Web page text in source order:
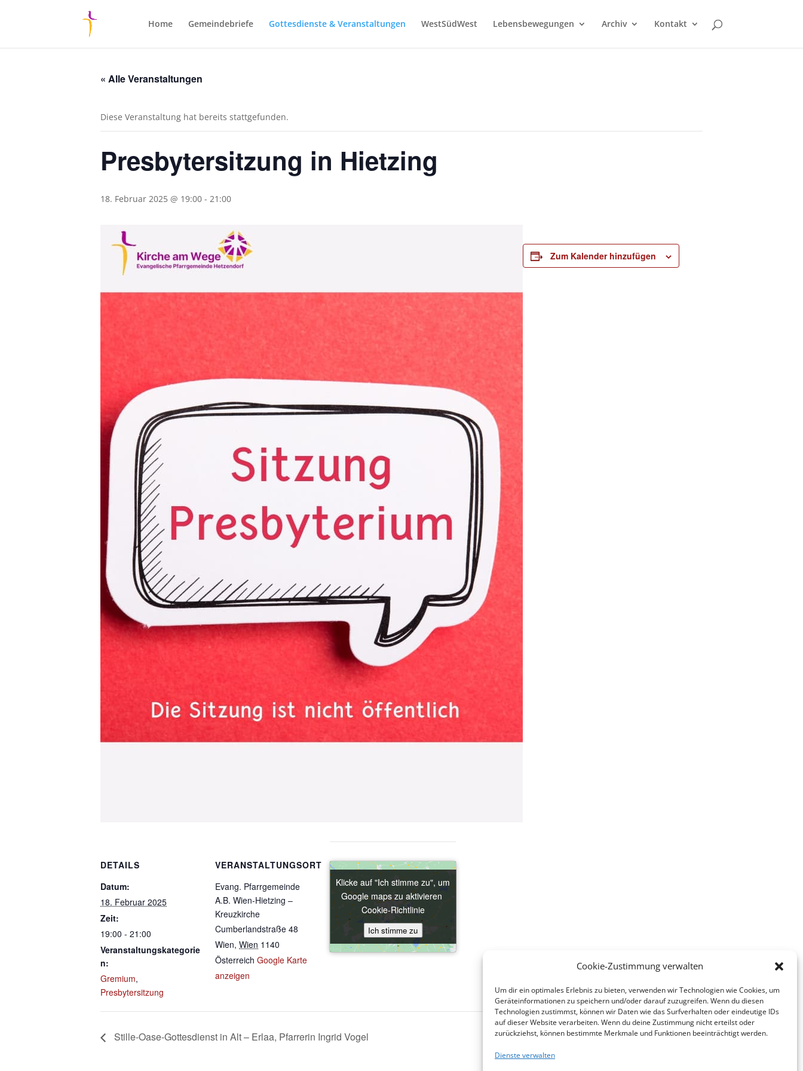
Cookie-Zustimmung verwalten
Um dir ein optimales Erlebnis zu bieten, verwenden wir Technologien wie Cookies, um
Geräteinformationen zu speichern und/oder darauf zuzugreifen. Wenn du diesen
Technologien zustimmst, können wir Daten wie das Surfverhalten oder eindeutige IDs
auf dieser Website verarbeiten. Wenn du deine Zustimmung nicht erteilst oder
zurückziehst, können bestimmte Merkmale und Funktionen beeinträchtigt werden.
Dienste verwalten
Home Gemeindebriefe Gottesdienste & Veranstaltungen WestSüdWest Lebensbewegungen Archiv Kontakt
« Alle Veranstaltungen
Diese Veranstaltung hat bereits stattgefunden.
Presbytersitzung in Hietzing
18. Februar 2025 @ 19:00 - 21:00
Zum Kalender hinzufügen
DETAILS
Datum:
18. Februar 2025
Zeit:
19:00 - 21:00
Veranstaltungskategorie
n:
Gremium,
Presbytersitzung
VERANSTALTUNGSORT
Evang. Pfarrgemeinde
A.B. Wien-Hietzing –
Kreuzkirche
Cumberlandstraße 48
Wien, Wien 1140
Österreich Google Karte
anzeigen
Klicke auf "Ich stimme zu", um
Google maps zu aktivieren
Cookie-Richtlinie
Ich stimme zu
Klicke auf "Ich stimme zu", um
Google maps zu aktivieren
Cookie-Richtlinie
Ich stimme zu
Stille-Oase-Gottesdienst in Alt – Erlaa, Pfarrerin Ingrid Vogel Spieleabend